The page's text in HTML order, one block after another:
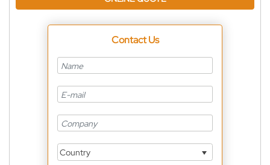
Contact Us
Country